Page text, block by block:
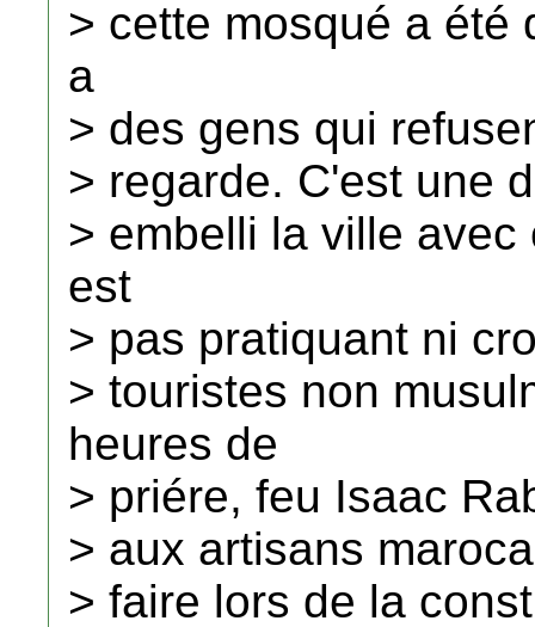
> cette mosqué a été
a
> des gens qui
> regarde. C'est une
> embelli la ville
est
> pas pratiquant ni
> touristes non
heures de
> priére, feu Isaac
> aux artisans
> faire lors de la